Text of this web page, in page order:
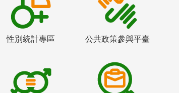
性別統計專區 公共政策參與平臺